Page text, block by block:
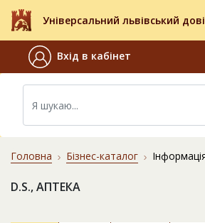
Універсальний львівський
Вхід в кабінет
Головна Бізнес-каталог
D.S., АПТЕКА